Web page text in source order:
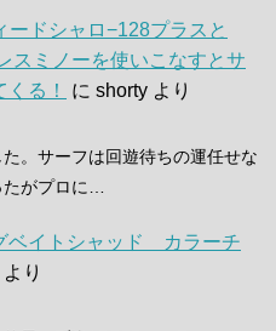
ードシャロ−128プラスと
スミノーを使いこなすとサ
る！
に shorty より
。サーフは回遊待ちの運任せな
がプロに…
ベイトシャッド カラーチ
より